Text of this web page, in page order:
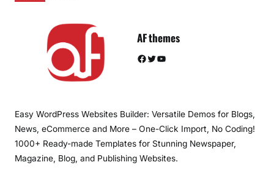
AF themes
Facebook Twitter YouTube
Easy WordPress Websites Builder: Versatile Demos for Blogs,
News, eCommerce and More – One-Click Import, No Coding!
1000+ Ready-made Templates for Stunning Newspaper,
Magazine, Blog, and Publishing Websites.